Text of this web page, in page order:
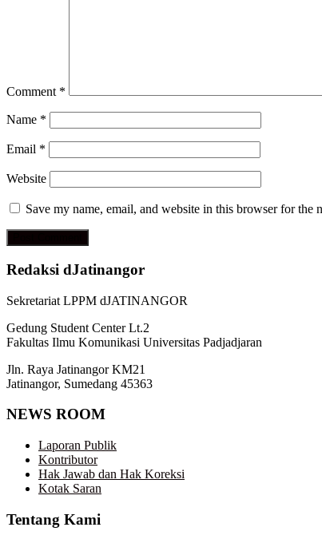
Comment *
Name *
Email *
Website
Save my name, email, and website in this browser for the
Redaksi dJatinangor
Sekretariat LPPM dJATINANGOR
Gedung Student Center Lt.2
Fakultas Ilmu Komunikasi Universitas Padjadjaran
Jln. Raya Jatinangor KM21
Jatinangor, Sumedang 45363
NEWS ROOM
Laporan Publik
Kontributor
Hak Jawab dan Hak Koreksi
Kotak Saran
Tentang Kami